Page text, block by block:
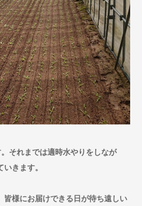
それまでは適時水やりをしなが
きます。
皆様にお届けできる日が待ち遠しい